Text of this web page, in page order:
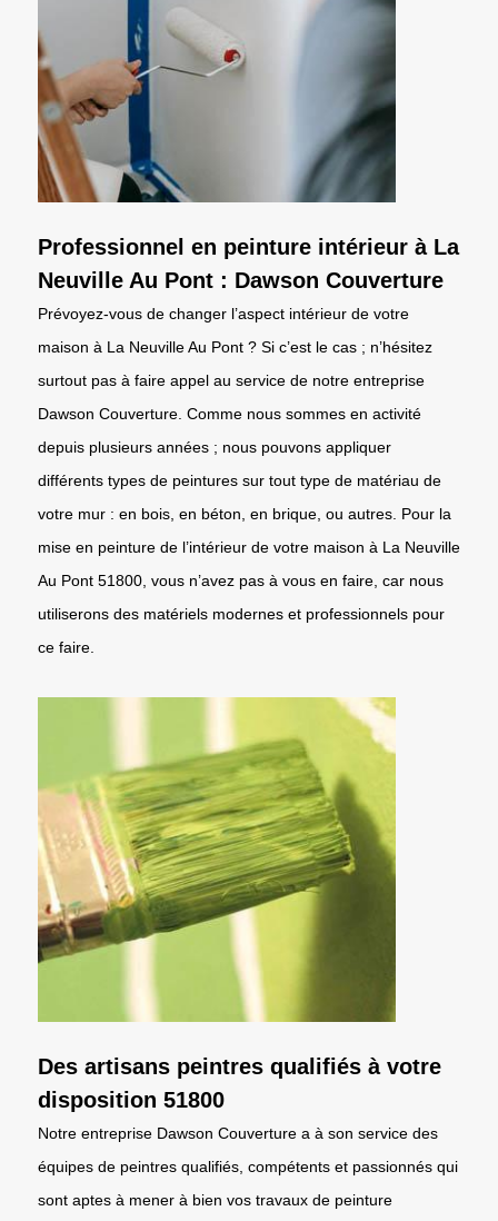
Professionnel en peinture intérieur à La
Neuville Au Pont : Dawson Couverture
Prévoyez-vous de changer l’aspect intérieur de votre
maison à La Neuville Au Pont ? Si c’est le cas ; n’hésitez
surtout pas à faire appel au service de notre entreprise
Dawson Couverture. Comme nous sommes en activité
depuis plusieurs années ; nous pouvons appliquer
différents types de peintures sur tout type de matériau de
votre mur : en bois, en béton, en brique, ou autres. Pour la
mise en peinture de l’intérieur de votre maison à La Neuville
Au Pont 51800, vous n’avez pas à vous en faire, car nous
utiliserons des matériels modernes et professionnels pour
ce faire.
Des artisans peintres qualifiés à votre
disposition 51800
Notre entreprise Dawson Couverture a à son service des
équipes de peintres qualifiés, compétents et passionnés qui
sont aptes à mener à bien vos travaux de peinture